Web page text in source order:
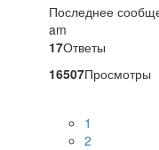
Последнее
am
17Ответы
16507Просмотры
1
2